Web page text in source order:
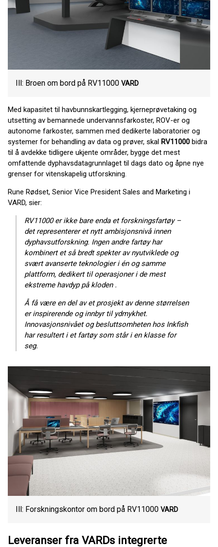
Ill: Broen om bord på RV11000 VARD
Med kapasitet til havbunnskartlegging, kjerneprøvetaking og
utsetting av bemannede undervannsfarkoster, ROV-er og
autonome farkoster, sammen med dedikerte laboratorier og
systemer for behandling av data og prøver, skal RV11000 bidra
til å avdekke tidligere ukjente områder, bygge det mest
omfattende dyphavsdatagrunnlaget til dags dato og åpne nye
grenser for vitenskapelig utforskning.
Rune Rødset, Senior Vice President Sales and Marketing i
VARD, sier:
RV11000 er ikke bare enda et forskningsfartøy –
det representerer et nytt ambisjonsnivå innen
dyphavsutforskning. Ingen andre fartøy har
kombinert et så bredt spekter av nyutviklede og
svært avanserte teknologier i én og samme
plattform, dedikert til operasjoner i de mest
ekstreme havdyp på kloden .
Å få være en del av et prosjekt av denne størrelsen
er inspirerende og innbyr til ydmykhet.
Innovasjonsnivået og besluttsomheten hos Inkfish
har resultert i et fartøy som står i en klasse for
seg.
Ill: Forskningskontor om bord på RV11000 VARD
Leveranser fra VARDs integrerte